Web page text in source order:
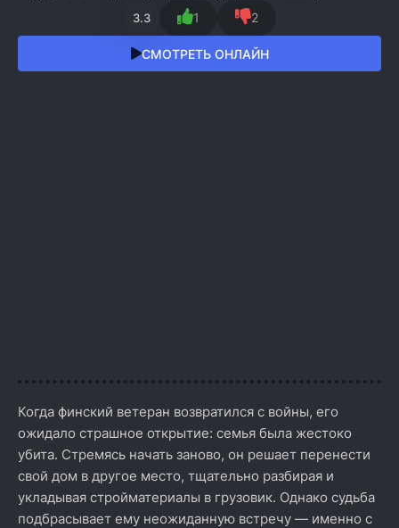
3.3 1 2
СМОТРЕТЬ ОНЛАЙН
Когда финский ветеран возвратился с войны, его
ожидало страшное открытие: семья была жестоко
убита. Стремясь начать заново, он решает перенести
свой дом в другое место, тщательно разбирая и
укладывая стройматериалы в грузовик. Однако судьба
подбрасывает ему неожиданную встречу — именно с